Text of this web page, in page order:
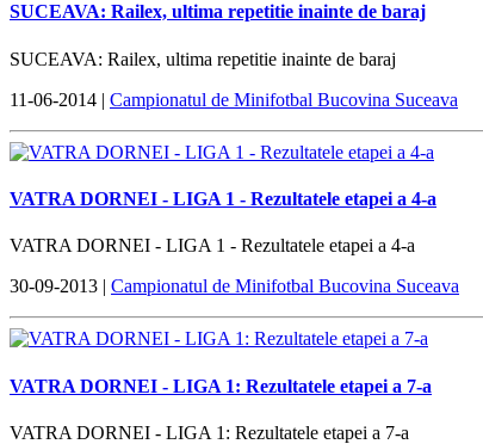
SUCEAVA: Railex, ultima repetitie inainte de baraj
SUCEAVA: Railex, ultima repetitie inainte de baraj
11-06-2014 | Campionatul de Minifotbal Bucovina Suceava
VATRA DORNEI - LIGA 1 - Rezultatele etapei a 4-a
VATRA DORNEI - LIGA 1 - Rezultatele etapei a 4-a
30-09-2013 | Campionatul de Minifotbal Bucovina Suceava
VATRA DORNEI - LIGA 1: Rezultatele etapei a 7-a
VATRA DORNEI - LIGA 1: Rezultatele etapei a 7-a